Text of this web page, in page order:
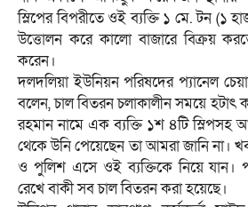
স্লিপের বিপরীতে ওই ব্যক্তি ১ মে. টন (১
উত্তোলন করে কালো বাজারে বিক্রয়
করেন।
দলদলিয়া ইউনিয়ন পরিষদের প্যানেল
বলেন, চাল বিতরন চলাকালীন সময়ে হটাৎ
রহমান নামে এক ব্যক্তি ১শ ৪টি
থেকে উনি পেয়েছেন তা আমরা জানি না।
ও পুলিশ এসে ওই ব্যক্তিকে নিয়ে যান।
রেখে বাকী সব চাল বিতরন করা হয়েছে।